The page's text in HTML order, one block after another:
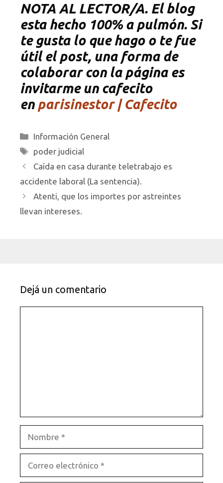
NOTA AL LECTOR/A. El blog
esta hecho 100% a pulmón. Si
te gusta lo que hago o te fue
útil el post, una forma de
colaborar con la página es
invitarme un cafecito
en parisinestor | Cafecito
Categorías
Información General
Etiquetas
poder judicial
Caída en casa durante teletrabajo es
accidente laboral (La sentencia).
Atenti, que los importes por astreintes
llevan intereses.
Dejá un comentario
electrónico